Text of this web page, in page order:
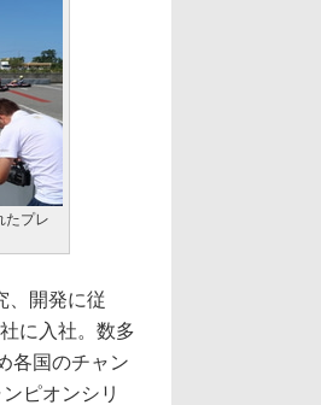
たプレ
、開発に従
に入社。数多
各国のチャン
ピオンシリ